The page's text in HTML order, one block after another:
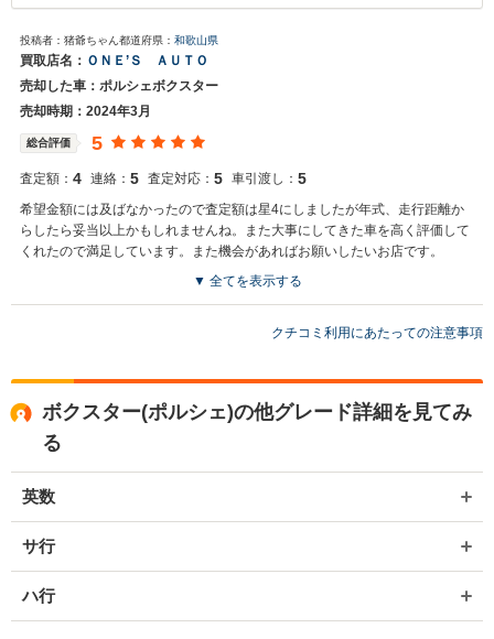
投稿者：猪爺ちゃん都道府県： 和歌山県
買取店名： ＯＮＥ’Ｓ ＡＵＴＯ
売却した車：ポルシェボクスター
売却時期：2024年3月
総合評価 5
査定額： 4 連絡： 5 査定対応： 5 車引渡し： 5
希望金額には及ばなかったので査定額は星4にしましたが年式、走行距離か
らしたら妥当以上かもしれませんね。また大事にしてきた車を高く評価して
くれたので満足しています。また機会があればお願いしたいお店です。
買取店からの返信
この度はONE'SAUTOにご売却決めて頂き有難うございました！ 希望
▼ 全てを表示する
クチコミ利用にあたっての注意事項
ボクスター(ポルシェ)の他グレード詳細を見てみ
る
英数
サ行
ハ行